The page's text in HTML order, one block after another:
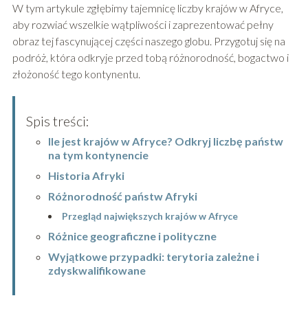
W tym artykule zgłębimy tajemnicę liczby krajów w Afryce,
aby rozwiać wszelkie wątpliwości i zaprezentować pełny
obraz tej fascynującej części naszego globu. Przygotuj się na
podróż, która odkryje przed tobą różnorodność, bogactwo i
złożoność tego kontynentu.
Spis treści:
Ile jest krajów w Afryce? Odkryj liczbę państw
na tym kontynencie
Historia Afryki
Różnorodność państw Afryki
Przegląd największych krajów w Afryce
Różnice geograficzne i polityczne
Wyjątkowe przypadki: terytoria zależne i
zdyskwalifikowane